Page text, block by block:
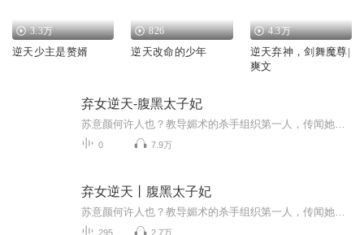
3.3万
逆天少主是赘婿
826
逆天改命的少年
4.3万
逆天弃神，剑舞魔尊|
爽文
弃女逆天-腹黑太子妃
0 7.9万
弃女逆天丨腹黑太子妃
295 2.7万